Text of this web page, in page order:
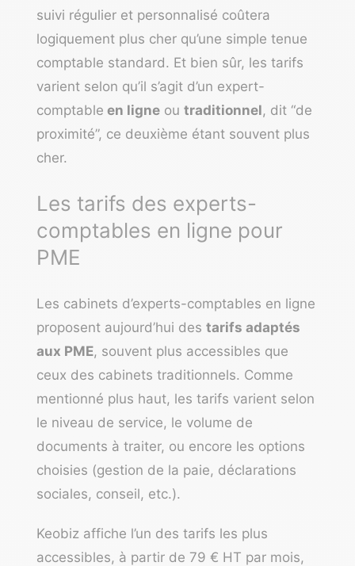
suivi régulier et personnalisé coûtera
logiquement plus cher qu’une simple tenue
comptable standard. Et bien sûr, les tarifs
varient selon qu’il s’agit d’un expert-
comptable en ligne ou traditionnel, dit “de
proximité”, ce deuxième étant souvent plus
cher.
Les tarifs des experts-
comptables en ligne pour
PME
Les cabinets d’experts-comptables en ligne
proposent aujourd’hui des tarifs adaptés
aux PME, souvent plus accessibles que
ceux des cabinets traditionnels. Comme
mentionné plus haut, les tarifs varient selon
le niveau de service, le volume de
documents à traiter, ou encore les options
choisies (gestion de la paie, déclarations
sociales, conseil, etc.).
Keobiz affiche l’un des tarifs les plus
accessibles, à partir de 79 € HT par mois,